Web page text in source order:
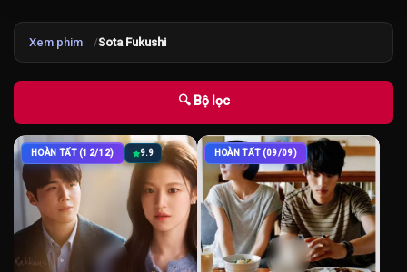
Xem phim Sota Fukushi
🔍 Bộ lọc
HOÀN TẤT (12/12) 9.9 HOÀN TẤT (09/09)